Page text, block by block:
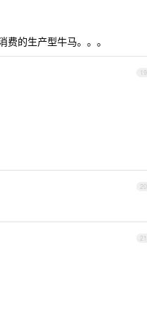
的生产型牛马。。。
19
20
21